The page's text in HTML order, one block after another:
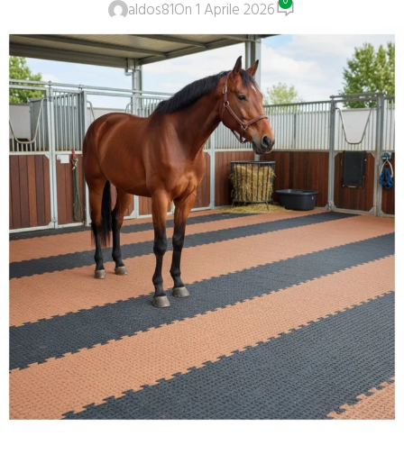
aldos81On 1 Aprile 2026